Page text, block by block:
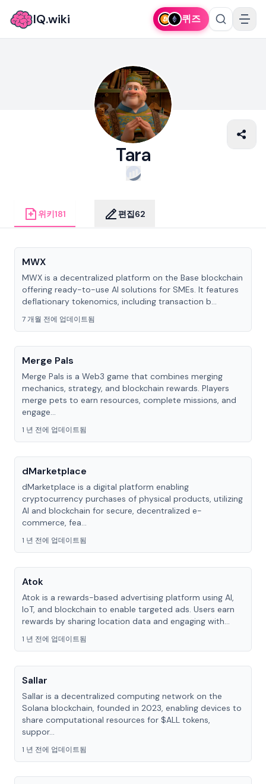
IQ.wiki 퀴즈
Tara
위키181 편집62
MWX
MWX is a decentralized platform on the Base blockchain
offering ready-to-use AI solutions for SMEs. It features
deflationary tokenomics, including transaction b...
7 개월 전에 업데이트됨
Merge Pals
Merge Pals is a Web3 game that combines merging
mechanics, strategy, and blockchain rewards. Players
merge pets to earn resources, complete missions, and
engage...
1 년 전에 업데이트됨
dMarketplace
dMarketplace is a digital platform enabling
cryptocurrency purchases of physical products, utilizing
AI and blockchain for secure, decentralized e-
commerce, fea...
1 년 전에 업데이트됨
Atok
Atok is a rewards-based advertising platform using AI,
IoT, and blockchain to enable targeted ads. Users earn
rewards by sharing location data and engaging with...
1 년 전에 업데이트됨
Sallar
Sallar is a decentralized computing network on the
Solana blockchain, founded in 2023, enabling devices to
share computational resources for $ALL tokens,
suppor...
1 년 전에 업데이트됨